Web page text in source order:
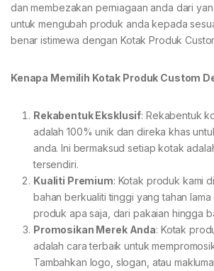
dan membezakan perniagaan anda dari
untuk mengubah produk anda kepada
benar istimewa dengan Kotak Produk
Kenapa Memilih Kotak Produk Custom
Rekabentuk Eksklusif: Rekabentuk
adalah 100% unik dan direka khas
anda. Ini bermaksud setiap kotak
tersendiri.
Kualiti Premium: Kotak produk kami
bahan berkualiti tinggi yang tahan lama
produk apa saja, dari pakaian hingga
Promosikan Merek Anda: Kotak
adalah cara terbaik untuk
Tambahkan logo, slogan, atau